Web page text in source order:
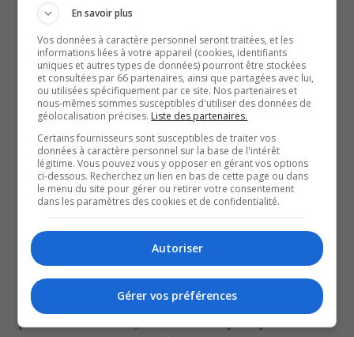
portrait réel de la situation.
En écho aux déclarations du ministre, pour plusieurs
groupes qui militent depuis longtemps pour la qualité de
l’air à Rouyn-Noranda, dont fait partie Émilie Robert du
comité Mères au front, il était temps…
Et c’est unanime, ce qu’on veut, ce sont des
changements rapides pour améliorer la qualité de l’aire à
Rouyn-Noranda.
Et avec l’arrivée de ce nouvel allié, les différents groupes
L’une d’entre elles serait de limiter les matières
polluantes qui franchissent les portes de la Fonderie.
Que ce soit l’arsenic, le plomb, le cadmium… on aimerait
avoir un meilleur plan de gestion pour réduire le
problème à la source, mentionnent la porte-parole du
En savoir plus
Vos données à caractère personnel seront traitées, et les
informations liées à votre appareil (cookies, identifiants
uniques et autres types de données) pourront être stockées
et consultées par 66 partenaires, ainsi que partagées avec lui,
ou utilisées spécifiquement par ce site. Nos partenaires et
nous-mêmes sommes susceptibles d'utiliser des données de
géolocalisation précises. Liste des partenaires.
Certains fournisseurs sont susceptibles de traiter vos
données à caractère personnel sur la base de l'intérêt
légitime. Vous pouvez vous y opposer en gérant vos options
ci-dessous. Recherchez un lien en bas de cette page ou dans
le menu du site pour gérer ou retirer votre consentement
dans les paramètres des cookies et de confidentialité.
Autoriser
Gérer vos préférences